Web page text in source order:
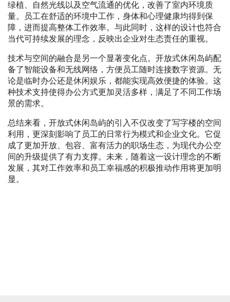
绿植、自然光线以及空气流通的优化，改善了室内环境质
量。员工在舒适的环境中工作，身体和心理健康均得到保
障，进而提高整体工作效率。与此同时，这样的设计也符合
当代可持续发展的理念，反映出企业对生态责任的重视。
技术与空间的融合是另一个显著变化点。开放式休闲岛屿配
备了智能设备和无线网络，方便员工随时连接数字资源。无
论是临时办公还是休闲娱乐，都能实现高效便捷的体验。这
种技术支持使得办公方式更加灵活多样，满足了不同工作场
景的需求。
总结来看，开放式休闲岛屿的引入不仅改变了写字楼的空间
利用，更深刻影响了员工的日常行为模式和企业文化。它促
成了更加开放、包容、富有活力的职场生态，为现代办公空
间的升级提供了有力支撑。未来，随着这一设计理念的不断
发展，其对工作效率和员工幸福感的积极推动作用将更加明
显。